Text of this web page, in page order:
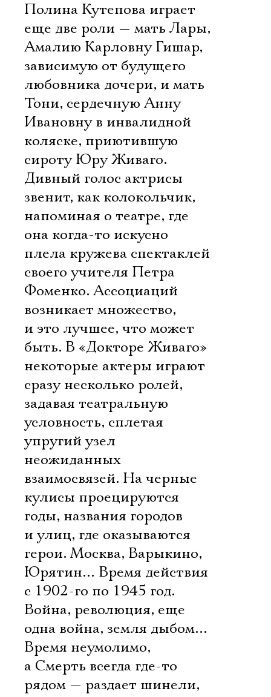
Полина Кутепова играет
еще две роли — мать Лары,
Амалию Карловну Гишар,
зависимую от будущего
любовника дочери, и мать
Тони, сердечную Анну
Ивановну в инвалидной
коляске, приютившую
сироту Юру Живаго.
Дивный голос актрисы
звенит, как колокольчик,
напоминая о театре, где
она когда-то искусно
плела кружева спектаклей
своего учителя Петра
Фоменко. Ассоциаций
возникает множество,
и это лучшее, что может
быть. В «Докторе Живаго»
некоторые актеры играют
сразу несколько ролей,
задавая театральную
условность, сплетая
упругий узел
неожиданных
взаимосвязей. На черные
кулисы проецируются
годы, названия городов
и улиц, где оказываются
герои. Москва, Варыкино,
Юрятин… Время действия
с 1902-го по 1945 год.
Война, революция, еще
одна война, земля дыбом…
Время неумолимо,
а Смерть всегда где-то
рядом — раздает шинели,